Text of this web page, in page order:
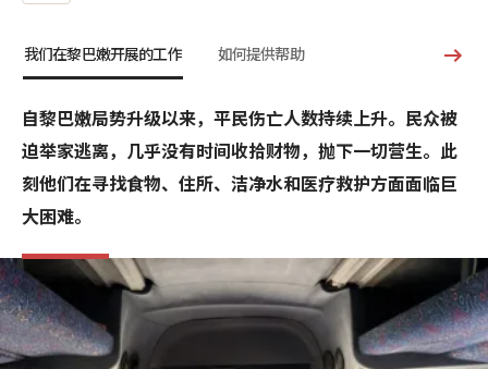
我们在黎巴嫩开展的工作 如何提供帮助
自黎巴嫩局势升级以来，平民伤亡人数持续上升。民众被
迫举家逃离，几乎没有时间收拾财物，抛下一切营生。此
刻他们在寻找食物、住所、洁净水和医疗救护方面面临巨
大困难。